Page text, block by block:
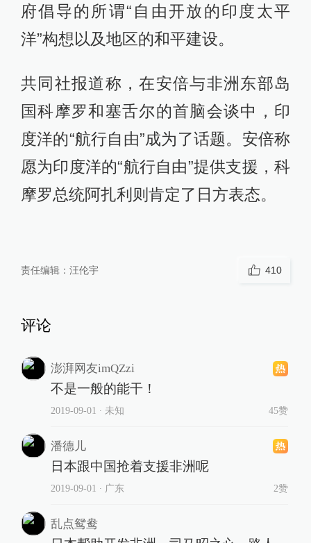
府倡导的所谓“自由开放的印度太平
洋”构想以及地区的和平建设。
共同社报道称，在安倍与非洲东部岛
国科摩罗和塞舌尔的首脑会谈中，印
度洋的“航行自由”成为了话题。安倍称
愿为印度洋的“航行自由”提供支援，科
摩罗总统阿扎利则肯定了日方表态。
责任编辑： 汪伦宇 410
评论
澎湃网友imQZzi
不是一般的能干！
2019-09-01 ∙ 未知 45赞
潘德儿
日本跟中国抢着支援非洲呢
2019-09-01 ∙ 广东 2赞
乱点鸳鸯